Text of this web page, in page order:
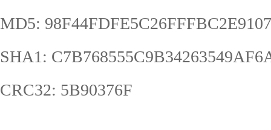
MD5:
SHA1:
CRC32: 5B90376F